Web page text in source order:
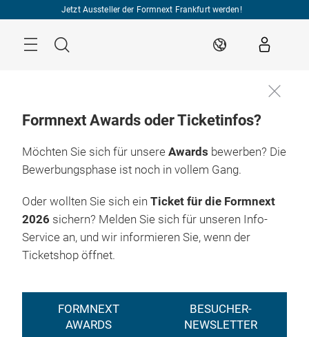
Jetzt Aussteller der Formnext Frankfurt werden!
Suche DE
Formnext Awards oder Ticketinfos?
Möchten Sie sich für unsere Awards bewerben? Die
Bewerbungsphase ist noch in vollem Gang.
Oder wollten Sie sich ein Ticket für die Formnext
2026 sichern? Melden Sie sich für unseren Info-
Service an, und wir informieren Sie, wenn der
Ticketshop öffnet.
FORMNEXT
AWARDS
BESUCHER-
NEWSLETTER